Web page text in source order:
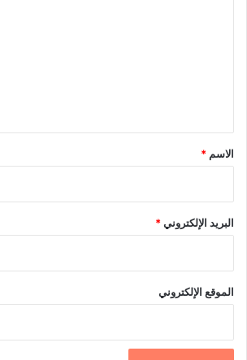
*
الاسم *
البريد الإلكتروني*
الموقع الإلكتروني